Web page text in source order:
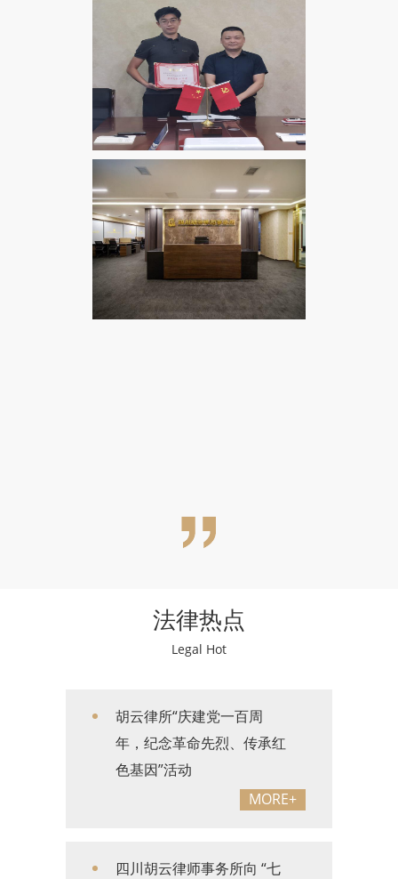
法律热点
Legal Hot
胡云律所“庆建党一百周
年，纪念革命先烈、传承红
色基因”活动
MORE+
四川胡云律师事务所向 “七